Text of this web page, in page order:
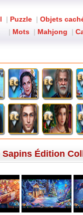
| Puzzle | Objets
| Mots | Mahjong |
Christmas
Édition